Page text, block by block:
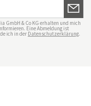
GmbH & Co KG erhalten und mich
Eine Abmeldung ist
ich in der Datenschutzerklärung.